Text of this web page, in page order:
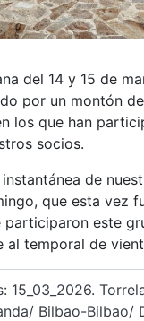
del 14 y 15 de
por un montón
los que han
socios.
de
que esta vez
participaron este
al temporal de
15_03_2026.
Bilbao-Bilbao/